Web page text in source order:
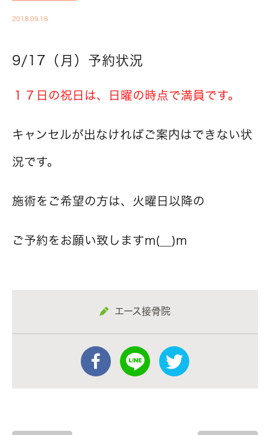
2018.09.16
9/17（月）予約状況
１７日の祝日は、日曜の時点で満員です。
キャンセルが出なければご案内はできない状
況です。
施術をご希望の方は、火曜日以降の
ご予約をお願い致しますm(__)m
エース接骨院